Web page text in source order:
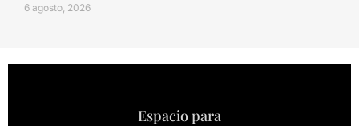
6 agosto, 2026
Espacio para